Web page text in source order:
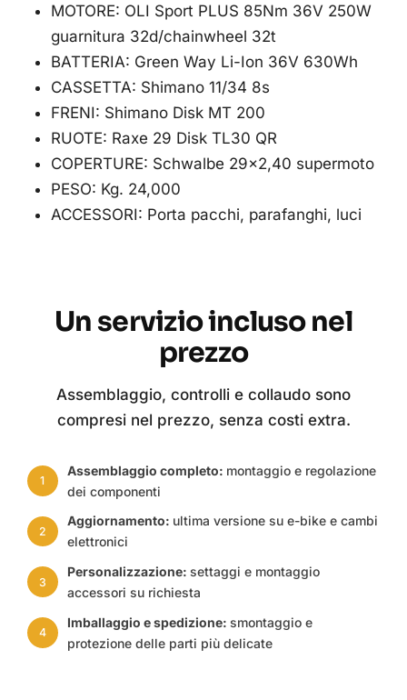
MOTORE: OLI Sport PLUS 85Nm 36V 250W
guarnitura 32d/chainwheel 32t
BATTERIA: Green Way Li-Ion 36V 630Wh
CASSETTA: Shimano 11/34 8s
FRENI: Shimano Disk MT 200
RUOTE: Raxe 29 Disk TL30 QR
COPERTURE: Schwalbe 29×2,40 supermoto
PESO: Kg. 24,000
ACCESSORI: Porta pacchi, parafanghi, luci
Un servizio incluso nel
prezzo
Assemblaggio, controlli e collaudo sono
compresi nel prezzo, senza costi extra.
1
Assemblaggio completo: montaggio e regolazione
dei componenti
2
Aggiornamento: ultima versione su e-bike e cambi
elettronici
3
Personalizzazione: settaggi e montaggio
accessori su richiesta
4
Imballaggio e spedizione: smontaggio e
protezione delle parti più delicate